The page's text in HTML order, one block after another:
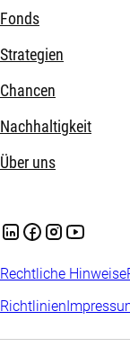
Fonds
Strategien
Chancen
Nachhaltigkeit
Über uns
Rechtliche Hinweise
Richtlinien